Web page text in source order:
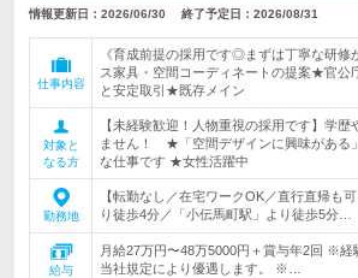
情報更新日：2026/06/30 終了予定日：2026/08/31
仕事内容
《育成前提の採用です◎まずは丁寧な研修
ス家具・空間コーディネートの提案★官公
と安定取引★既存メイン
対象と
なる方
【未経験歓迎！人物重視の採用です】学
ません！ ★「空間デザインに興味がある
な仕事です ★女性活躍中
勤務地
【転勤なし／在宅ワークOK／直行直帰も
り徒歩4分／「小伝馬町駅」より徒歩5分…
給与
月給27万円〜48万5000円＋賞与年2回 ※経
当社規定により優遇します。 ※…